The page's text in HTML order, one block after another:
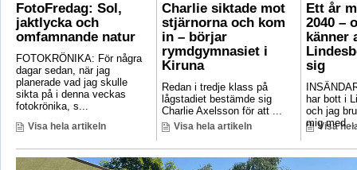
FotoFredag: Sol,
jaktlycka och
omfamnande natur
FOTOKRÖNIKA: För några
dagar sedan, när jag
planerade vad jag skulle
sikta på i denna veckas
fotokrönika, s...
Visa hela artikeln
Charlie siktade mot
stjärnorna och kom
in – börjar
rymdgymnasiet i
Kiruna
Redan i tredje klass på
lågstadiet bestämde sig
Charlie Axelsson för att ...
Visa hela artikeln
Ett år
2040 –
känner
sig
har bott i
och jag
mig med
Visa